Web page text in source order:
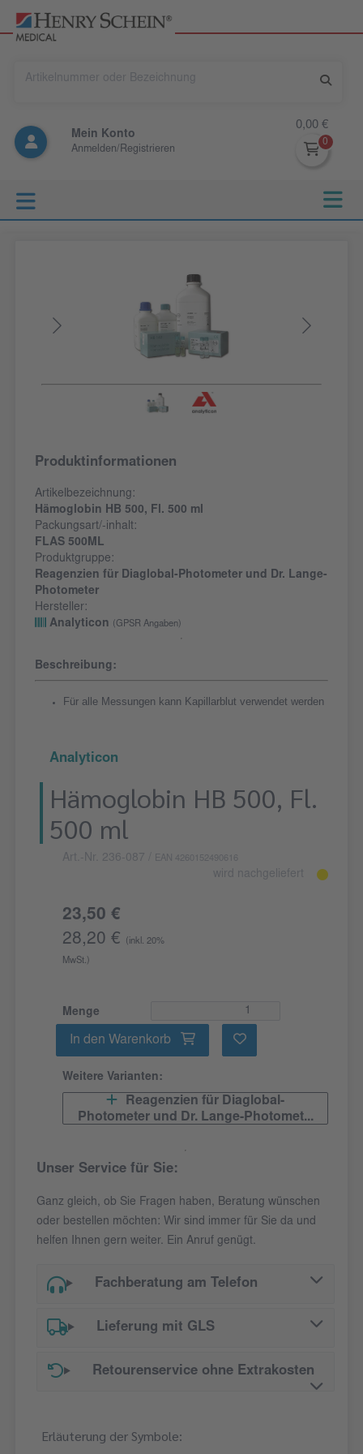
Mein Konto
Anmelden/Registrieren
0,00 €
Produktinformationen
Artikelbezeichnung:
Hämoglobin HB 500, Fl. 500 ml
Packungsart/-inhalt:
FLAS 500ML
Produktgruppe:
Reagenzien für Diaglobal-Photometer und Dr. Lange-
Photometer
Hersteller:
Analyticon
(GPSR Angaben)
Beschreibung:
Für alle Messungen kann Kapillarblut verwendet werden
Analyticon
Hämoglobin HB 500, Fl.
500 ml
Art.-Nr. 236-087 EAN 4260152490616
wird nachgeliefert
23,50 €
28,20 €
(inkl. 20%
MwSt.)
Menge
In den Warenkorb
Weitere Varianten:
Reagenzien für Diaglobal-
Photometer und Dr. Lange-Photomet...
Unser Service für Sie:
Ganz gleich, ob Sie Fragen haben, Beratung wünschen
oder bestellen möchten: Wir sind immer für Sie da und
helfen Ihnen gern weiter. Ein Anruf genügt.
Fachberatung am Telefon
Lieferung mit GLS
Retourenservice ohne Extrakosten
Erläuterung der Symbole: